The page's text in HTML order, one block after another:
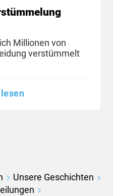
Millionen von
verstümmelt
Unsere Geschichten